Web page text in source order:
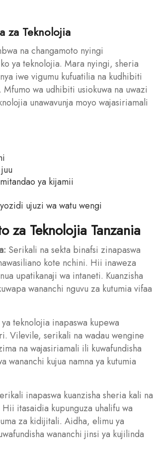
za Teknolojia
na changamoto nyingi
ya teknolojia. Mara nyingi, sheria
iwe vigumu kufuatilia na kudhibiti
wa udhibiti usiokuwa na uwazi
unawavunja moyo wajasiriamali
ya kijamii
ujuzi wa watu wengi
za Teknolojia Tanzania
Serikali na sekta binafsi zinapaswa
kote nchini. Hii inaweza
upatikanaji wa intaneti. Kuanzisha
wananchi nguvu za kutumia vifaa
teknolojia inapaswa kupewa
Vilevile, serikali na wadau wengine
na wajasiriamali ili kuwafundisha
wananchi kujua namna ya kutumia
inapaswa kuanzisha sheria kali na
itasaidia kupunguza uhalifu wa
za kidijitali. Aidha, elimu ya
wananchi jinsi ya kujilinda